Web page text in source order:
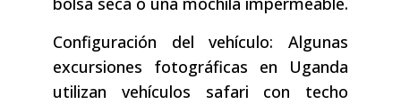
Configuración del vehículo: Algunas
excursiones fotográficas en Uganda
utilizan vehículos safari con techo